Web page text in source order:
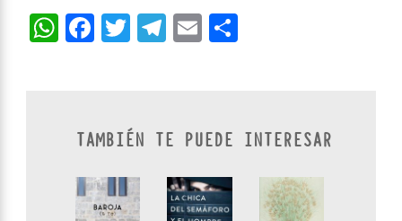
WhatsApp
Facebook
Twitter
Telegram
Email
TAMBIÉN TE PUEDE INTERESAR